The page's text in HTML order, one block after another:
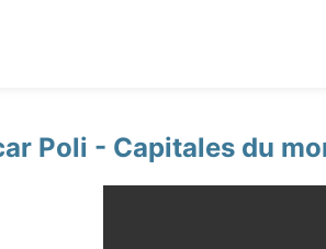
Poli - Capitales du